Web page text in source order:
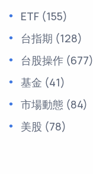
ETF (155)
台指期 (128)
台股操作 (677)
基金 (41)
市場動態 (84)
美股 (78)